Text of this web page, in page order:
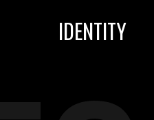
IDENTITY